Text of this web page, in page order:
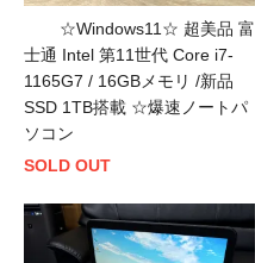
☆Windows11☆ 超美品 富
士通 Intel 第11世代 Core i7-
1165G7 / 16GBメモリ /新品
SSD 1TB搭載 ☆爆速ノートパ
ソコン
SOLD OUT